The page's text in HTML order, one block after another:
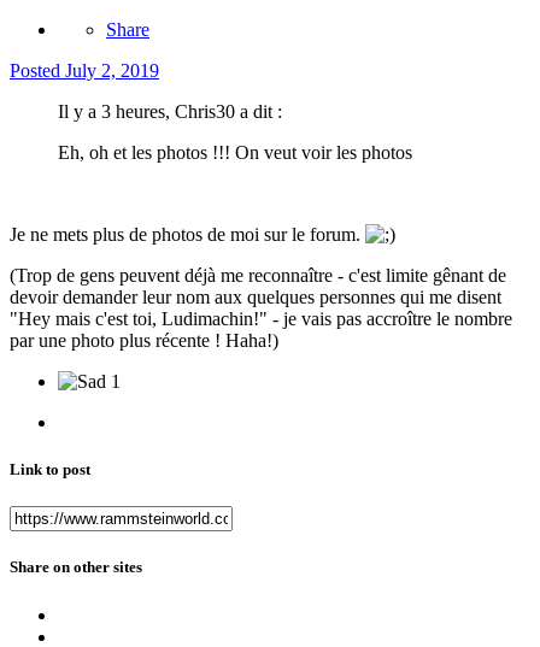
Share
Posted July 2, 2019
Il y a 3 heures, Chris30 a dit :
Eh, oh et les photos !!! On veut voir les photos
Je ne mets plus de photos de moi sur le forum.
(Trop de gens peuvent déjà me reconnaître - c'est limite gênant de
devoir demander leur nom aux quelques personnes qui me disent
"Hey mais c'est toi, Ludimachin!" - je vais pas accroître le nombre
par une photo plus récente ! Haha!)
1
Link to post
Share on other sites